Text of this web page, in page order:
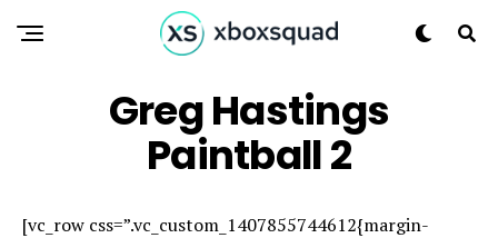
Greg Hastings
Paintball 2
[vc_row css=”.vc_custom_1407855744612{margin-